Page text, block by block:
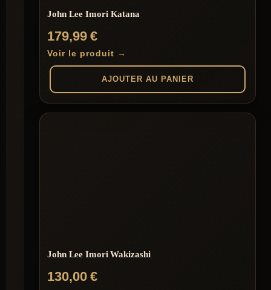
John Lee Imori Katana
179,99€
Voir le produit →
AJOUTER AU PANIER
John Lee Imori Wakizashi
130,00€